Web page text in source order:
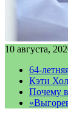
10 августа,
64-
Кэти
Почему